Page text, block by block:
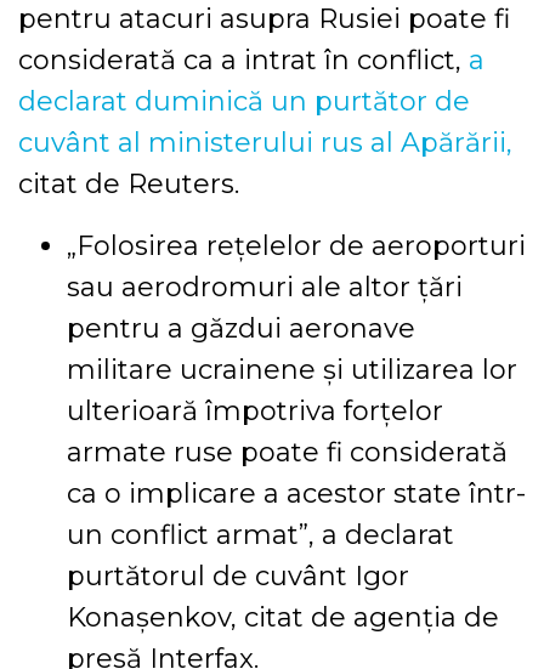
pentru atacuri asupra Rusiei poate fi
considerată ca a intrat în conflict, a
declarat duminică un purtător de
cuvânt al ministerului rus al Apărării,
citat de Reuters.
„Folosirea rețelelor de aeroporturi
sau aerodromuri ale altor țări
pentru a găzdui aeronave
militare ucrainene și utilizarea lor
ulterioară împotriva forțelor
armate ruse poate fi considerată
ca o implicare a acestor state într-
un conflict armat”, a declarat
purtătorul de cuvânt Igor
Konașenkov, citat de agenția de
presă Interfax.